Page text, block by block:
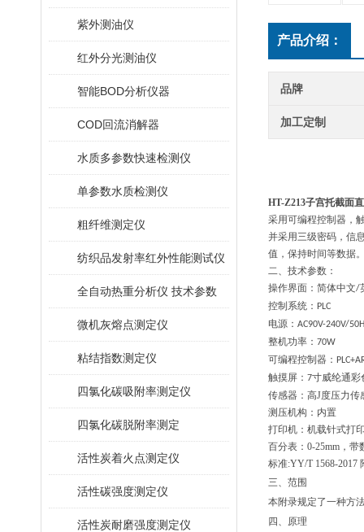
紫外测油仪
红外分光测油仪
智能BOD分析仪器
COD回流消解器
水质多参数快速检测仪
单参数水质检测仪
粗纤维测定仪
纺织品发射率红外性能测试仪
全自动热重分析仪 技术参数
微机灰熔点测定仪
粘结指数测定仪
四氯化碳吸附率测定仪
四氯化碳脱附率测定
活性炭着火点测定仪
活性碳强度测定仪
活性炭耐磨强度测定仪
产品介绍：
品牌
加工定制
HT-Z213子宫托截面
采用可编程控制器，
并采用三级密码，信
值，保持时间等数据
二、 技术参数：
操作界面：简体中文/
控制系统： PLC
电源： AC90V-240V/
整机功率： 70W
可编程控制器：
触摸屏： 7寸威纶通彩
传感器：高J度压力传
测压机构：内置
打印机：机载针式打
百分表：0-25mm，带
标准:YY/T 1568-2017
三、范围
本附录规定了一种方
四、 原理